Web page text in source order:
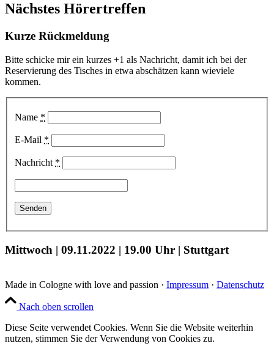
Nächstes Hörertreffen
Kurze Rückmeldung
Bitte schicke mir ein kurzes +1 als Nachricht, damit ich bei der
Reservierung des Tisches in etwa abschätzen kann wieviele
kommen.
Name *
E-Mail *
Nachricht *
Mittwoch | 09.11.2022 | 19.00 Uhr | Stuttgart
Made in Cologne with love and passion · Impressum · Datenschutz
Nach oben scrollen
Diese Seite verwendet Cookies. Wenn Sie die Website weiterhin
nutzen, stimmen Sie der Verwendung von Cookies zu.